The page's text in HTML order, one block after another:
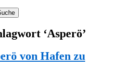
‘Asperö’
von Hafen zu